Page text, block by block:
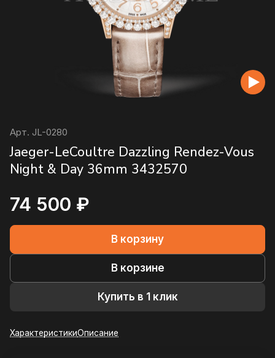
Арт. JL-0280
Jaeger-LeCoultre Dazzling Rendez-Vous
Night & Day 36mm 3432570
74 500 ₽
В корзину
В корзине
Купить в 1 клик
ХарактеристикиОписание